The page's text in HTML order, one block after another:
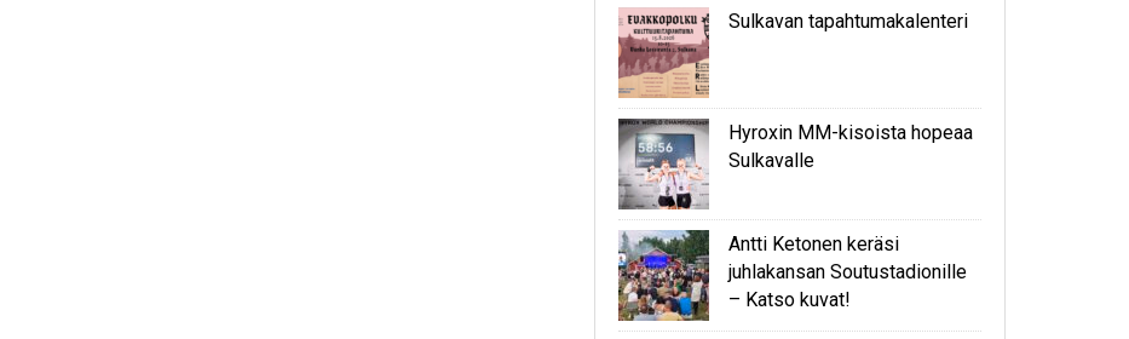
Sulkavan tapahtumakalenteri
Hyroxin MM-kisoista hopeaa
Sulkavalle
Antti Ketonen keräsi
juhlakansan Soutustadionille
– Katso kuvat!